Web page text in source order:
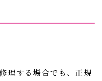
理する場合でも、正規